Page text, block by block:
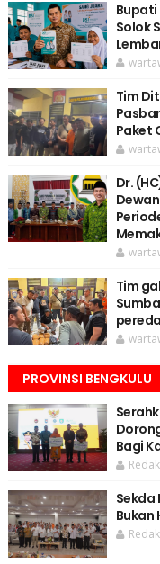
Bupati
Solok
Tim
Paket
Dr.
Tim
PROVINSI BENGKULU
Bagi
Sekda
Bukan